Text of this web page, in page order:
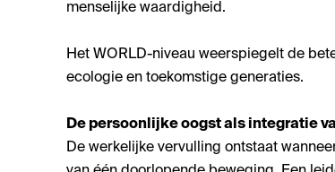
menselijke waardigheid.
Het WORLD-niveau weerspiegelt de
ecologie en toekomstige generaties.
De persoonlijke oogst als integratie
De werkelijke vervulling ontstaat